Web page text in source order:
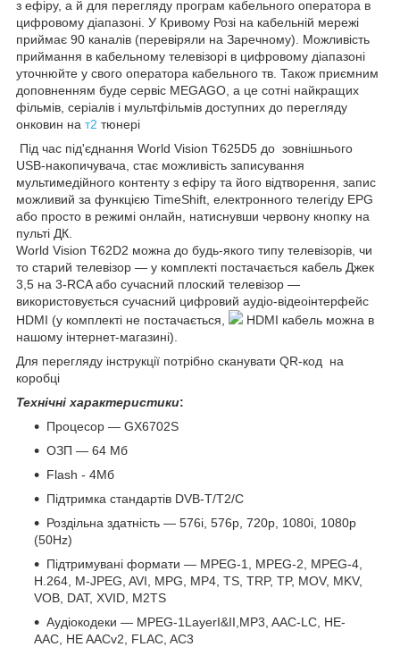
з ефіру, а й для перегляду програм кабельного оператора в
цифровому діапазоні. У Кривому Розі на кабельній мережі
приймає 90 каналів (перевіряли на Заречному). Можливість
приймання в кабельному телевізорі в цифровому діапазоні
уточнюйте у свого оператора кабельного тв. Також приємним
доповненням буде сервіс MEGAGO, а це сотні найкращих
фільмів, серіалів і мультфільмів доступних до перегляду
онковин на т2 тюнері
Під час під'єднання World Vision T625D5 до зовнішнього
USB-накопичувача, стає можливість записування
мультимедійного контенту з ефіру та його відтворення, запис
можливий за функцією TimeShift, електронного телегіду EPG
або просто в режимі онлайн, натиснувши червону кнопку на
пульті ДК.
World Vision T62D2 можна до будь-якого типу телевізорів, чи
то старий телевізор — у комплекті постачається кабель Джек
3,5 на 3-RCA або сучасний плоский телевізор —
використовується сучасний цифровий аудіо-відеоінтерфейс
HDMI (у комплекті не постачається,
HDMI кабель можна в
нашому інтернет-магазині).
Для перегляду інструкції потрібно сканувати QR-код на
коробці
Технічні характеристики:
Процесор — GX6702S
ОЗП — 64 Мб
Flash - 4Мб
Підтримка стандартів DVB-T/T2/C
Роздільна здатність — 576i, 576p, 720p, 1080i, 1080p
(50Hz)
Підтримувані формати — MPEG-1, MPEG-2, MPEG-4,
H.264, M-JPEG, AVI, MPG, MP4, TS, TRP, TP, MOV, MKV,
VOB, DAT, XVID, M2TS
Аудіокодеки — MPEG-1LayerI&II,MP3, AAC-LC, HE-
AAC, HE AACv2, FLAC, AC3